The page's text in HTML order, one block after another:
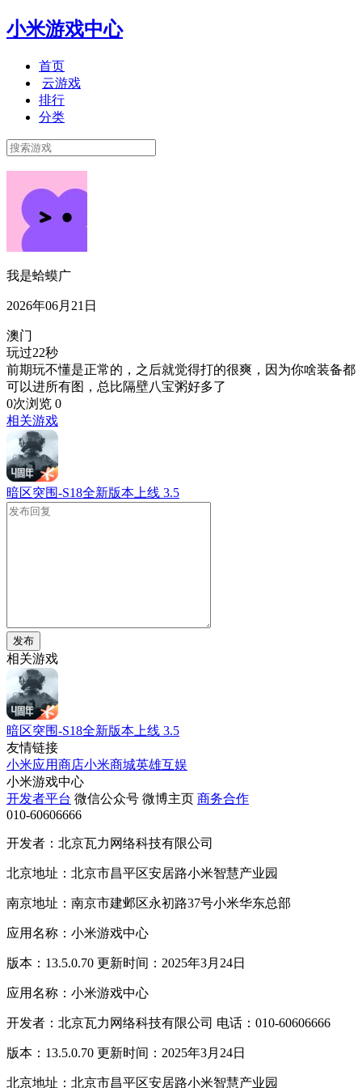
小米游戏中心
首页
云游戏
排行
分类
我是蛤蟆广
2026年06月21日
澳门
玩过22秒
前期玩不懂是正常的，之后就觉得打的很爽，因为你啥装备都
可以进所有图，总比隔壁八宝粥好多了
0次浏览 0
相关游戏
暗区突围-S18全新版本上线 3.5
发布
相关游戏
暗区突围-S18全新版本上线 3.5
友情链接
小米应用商店小米商城英雄互娱
小米游戏中心
开发者平台 微信公众号 微博主页 商务合作
010-60606666
开发者：北京瓦力网络科技有限公司
北京地址：北京市昌平区安居路小米智慧产业园
南京地址：南京市建邺区永初路37号小米华东总部
应用名称：小米游戏中心
版本：13.5.0.70 更新时间：2025年3月24日
应用名称：小米游戏中心
开发者：北京瓦力网络科技有限公司 电话：010-60606666
版本：13.5.0.70 更新时间：2025年3月24日
北京地址：北京市昌平区安居路小米智慧产业园